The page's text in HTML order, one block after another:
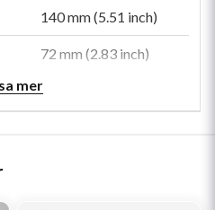
140 mm (5.51 inch)
72 mm (2.83 inch)
62 mm (2.44 inch)
mer